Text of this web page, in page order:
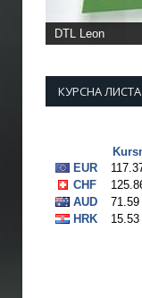
DTL Leon
КУРСНА ЛИСТА